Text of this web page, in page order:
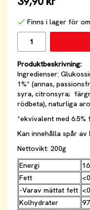
Finns i lager för
Produktbeskrivning:
Ingredienser:
1%* (annas,
syra, citronsyra;
rödbeta), naturliga
*ekvivalent med 6.5%
Kan innehålla spår av
Nettovikt: 200g
Energi
Fett
-Varav mättat fett
Kolhydrater